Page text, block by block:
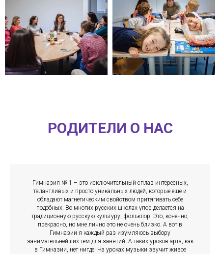
РОДИТЕЛИ О НАС
Гимназия № 1 – это исключительный сплав интересных,
талантливых и просто уникальных людей, которые еще и
обладают магнетическим свойством притягивать себе
подобных. Во многих русских школах упор делается на
традиционную русскую культуру, фольклор. Это, конечно,
прекрасно, но мне лично это не очень близко. А вот в
Гимназии я каждый раз изумляюсь выбору
занимательнейших тем для занятий. А таких уроков арта, как
в Гимназии, нет нигде! На уроках музыки звучит живое